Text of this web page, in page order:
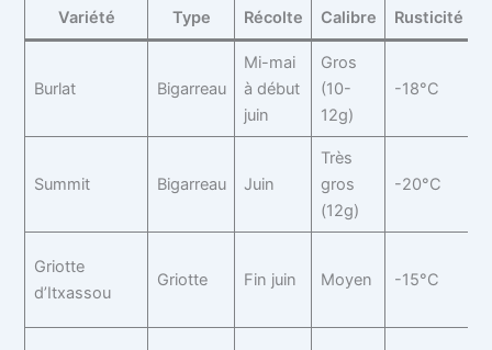
Variété Type Récolte Calibre Rusticité
Burlat Bigarreau
Mi-mai
à début
juin
Gros
(10-
12g)
-18°C
Summit Bigarreau Juin
Très
gros
(12g)
-20°C
Griotte
d’Itxassou
Griotte Fin juin Moyen -15°C